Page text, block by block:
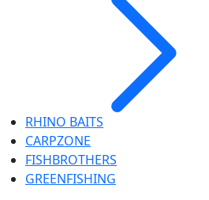
RHINO BAITS
CARPZONE
FISHBROTHERS
GREENFISHING